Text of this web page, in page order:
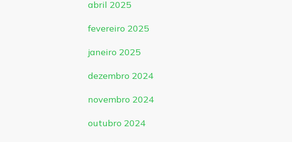
abril 2025
fevereiro 2025
janeiro 2025
dezembro 2024
novembro 2024
outubro 2024